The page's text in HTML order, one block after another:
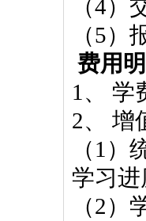
（4）
（5）
费用
1 、 学
2、 增
（1 ）
学习
（2）